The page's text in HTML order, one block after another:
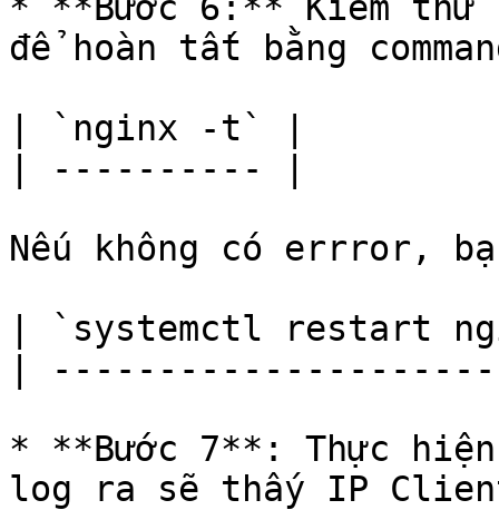
để hoàn tất bằng
| `nginx -t` |
| ---------- |
Nếu không có errror,
| `systemctl restart
|
* **Bước 7**: Thực
log ra sẽ thấy IP